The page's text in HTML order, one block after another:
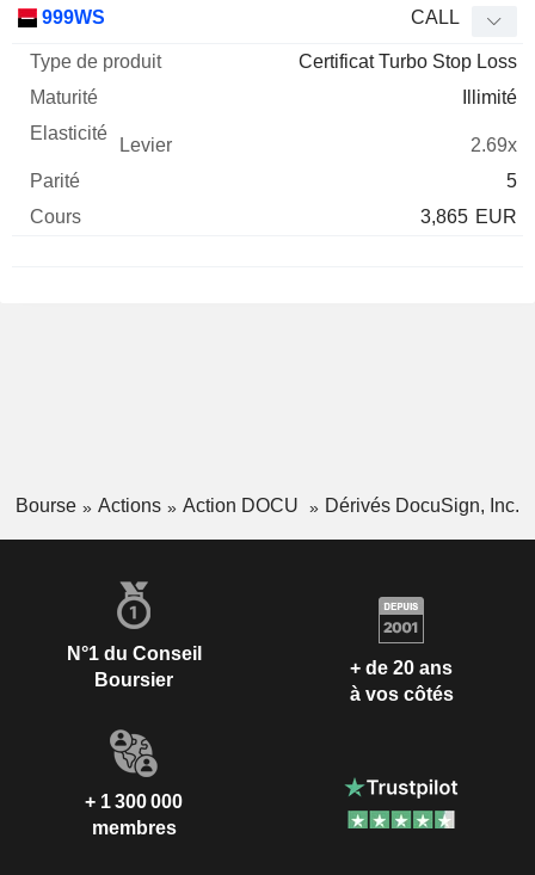
999WS CALL
Certificat Turbo Stop Loss
Illimité
2.69x
5
3,865 EUR
Bourse Actions Action DOCU Dérivés DocuSign, Inc.
N°1 du Conseil
Boursier
+ de 20 ans
à vos côtés
+ 1 300 000
membres